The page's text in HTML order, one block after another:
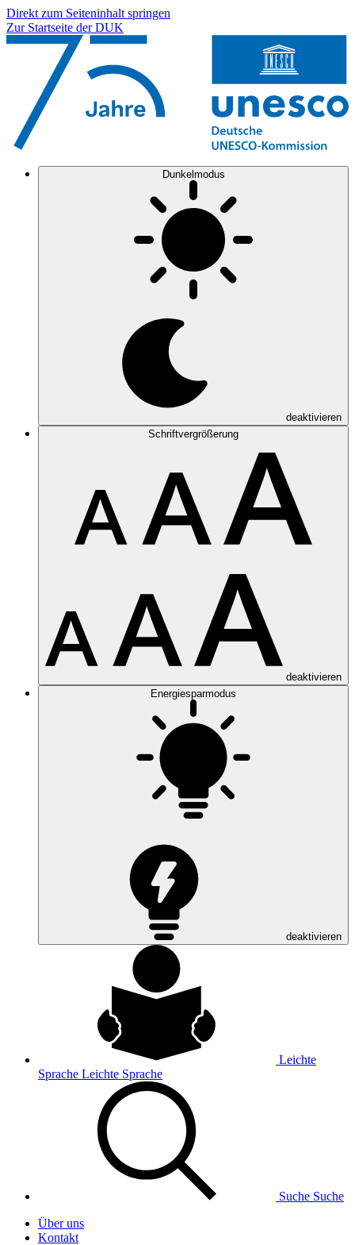
Direkt zum Seiteninhalt springen
Zur Startseite der DUK
Dunkelmodus
deaktivieren
Schriftvergrößerung
deaktivieren
Energiesparmodus
deaktivieren
Leichte
Sprache Leichte Sprache
Suche Suche
Über uns
Kontakt